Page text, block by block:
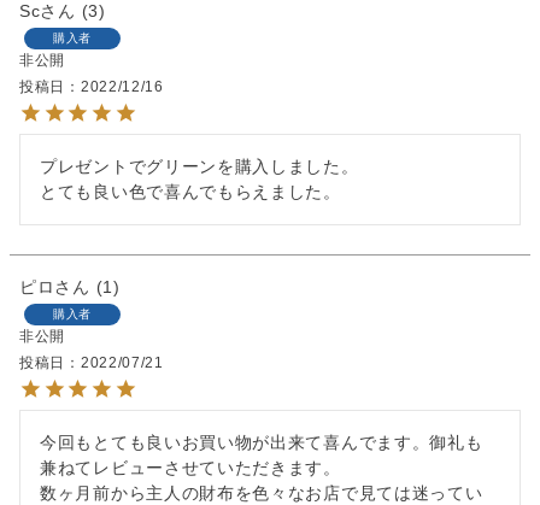
Sc 3
購入者
非公開
投稿日
2022/12/16
プレゼントでグリーンを購入しました。
とても良い色で喜んでもらえました。
ピロ 1
購入者
非公開
投稿日
2022/07/21
今回もとても良いお買い物が出来て喜んでます。御礼も
兼ねてレビューさせていただきます。
数ヶ月前から主人の財布を色々なお店で見ては迷ってい